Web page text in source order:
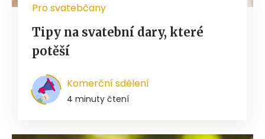
Pro svatebčany
Tipy na svatební dary, které
potěší
Komerční sdělení
4 minuty čtení